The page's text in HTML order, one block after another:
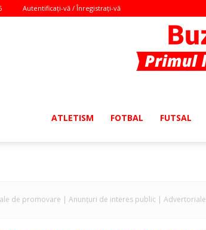
Autentificați-vă / Înregistrați-vă
ATLETISM FOTBAL FUTSAL
de promovare | Anunţuri de interes public | Advertoriale